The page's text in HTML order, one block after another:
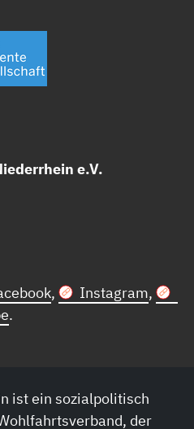
e.V.
, Instagram,
.
ist ein sozialpolitisch
der